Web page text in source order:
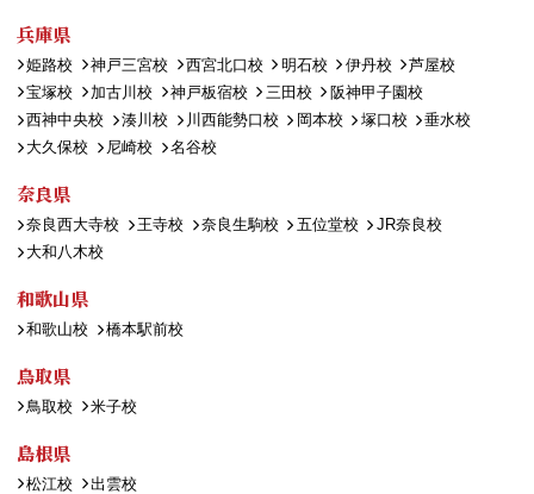
兵庫県
姫路校 神戸三宮校 西宮北口校 明石校 伊丹校
芦屋校
宝塚校
加古川校 神戸板宿校 三田校
阪神甲子園校
西神中央校
湊川校 川西能勢口校 岡本校 塚口校
垂水校
大久保校
尼崎校 名谷校
奈良県
奈良西大寺校 王寺校 奈良生駒校 五位堂校
JR奈良校
大和八木校
和歌山県
和歌山校 橋本駅前校
鳥取県
鳥取校 米子校
島根県
松江校 出雲校